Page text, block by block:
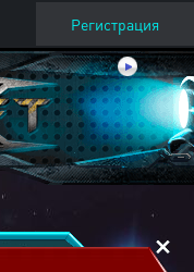
Регистрация